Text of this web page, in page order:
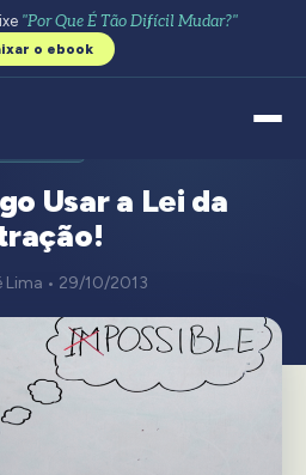
"Por Que É Tão Difícil Mudar?"
o ebook
Usar a Lei da
Lima • 29/10/2013